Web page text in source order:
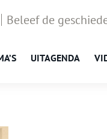
Beleef de
UITAGENDA